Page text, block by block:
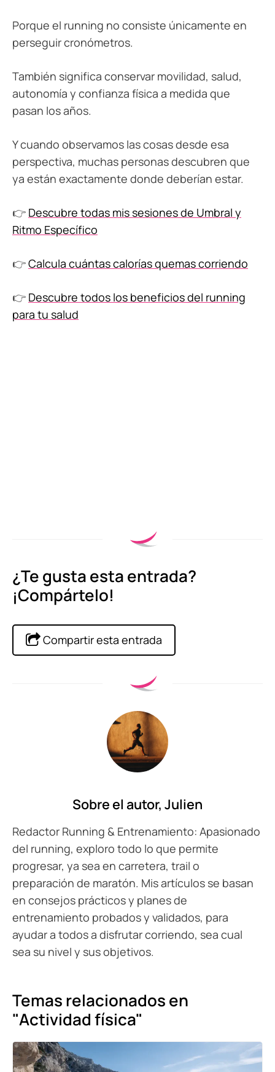
Porque el running no consiste únicamente en
perseguir cronómetros.
También significa conservar movilidad, salud,
autonomía y confianza física a medida que
pasan los años.
Y cuando observamos las cosas desde esa
perspectiva, muchas personas descubren que
ya están exactamente donde deberían estar.
👉 Descubre todas mis sesiones de Umbral y
Ritmo Específico
👉Calcula cuántas calorías quemas corriendo
👉 Descubre todos los beneficios del running
para tu salud
¿Te gusta esta entrada?
¡Compártelo!
Compartir esta entrada
Sobre el autor, Julien
Redactor Running & Entrenamiento: Apasionado
del running, exploro todo lo que permite
progresar, ya sea en carretera, trail o
preparación de maratón. Mis artículos se basan
en consejos prácticos y planes de
entrenamiento probados y validados, para
ayudar a todos a disfrutar corriendo, sea cual
sea su nivel y sus objetivos.
Temas relacionados en
"Actividad física"